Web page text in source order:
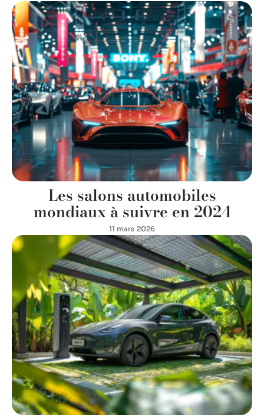
Les salons automobiles
mondiaux à suivre en 2024
11 mars 2026